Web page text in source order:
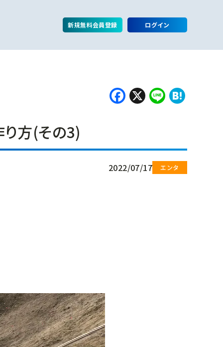
新規無料会員登録 ログイン
Facebook
X Line
方(その3)
2022/07/17